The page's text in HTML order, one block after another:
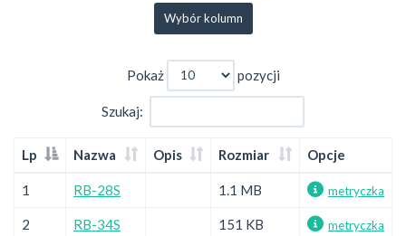
Wybór kolumn
Pokaż pozycji
Szukaj:
Lp Nazwa Opis Rozmiar Opcje
1 RB-28S 1.1 MB metryczka
2 RB-34S 151 KB metryczka